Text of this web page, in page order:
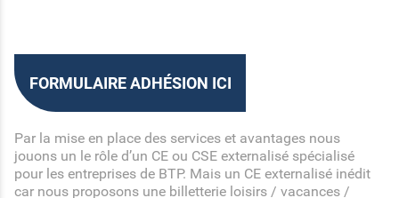
FORMULAIRE ADHÉSION ICI
Par la mise en place des services et avantages nous
jouons un le rôle d’un CE ou CSE externalisé spécialisé
pour les entreprises de BTP. Mais un CE externalisé inédit
car nous proposons une billetterie loisirs / vacances /